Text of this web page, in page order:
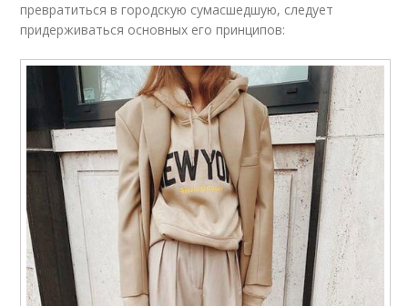
превратиться в городскую сумасшедшую, следует
придерживаться основных его принципов: